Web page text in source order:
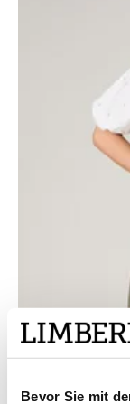
Bevor Sie mit